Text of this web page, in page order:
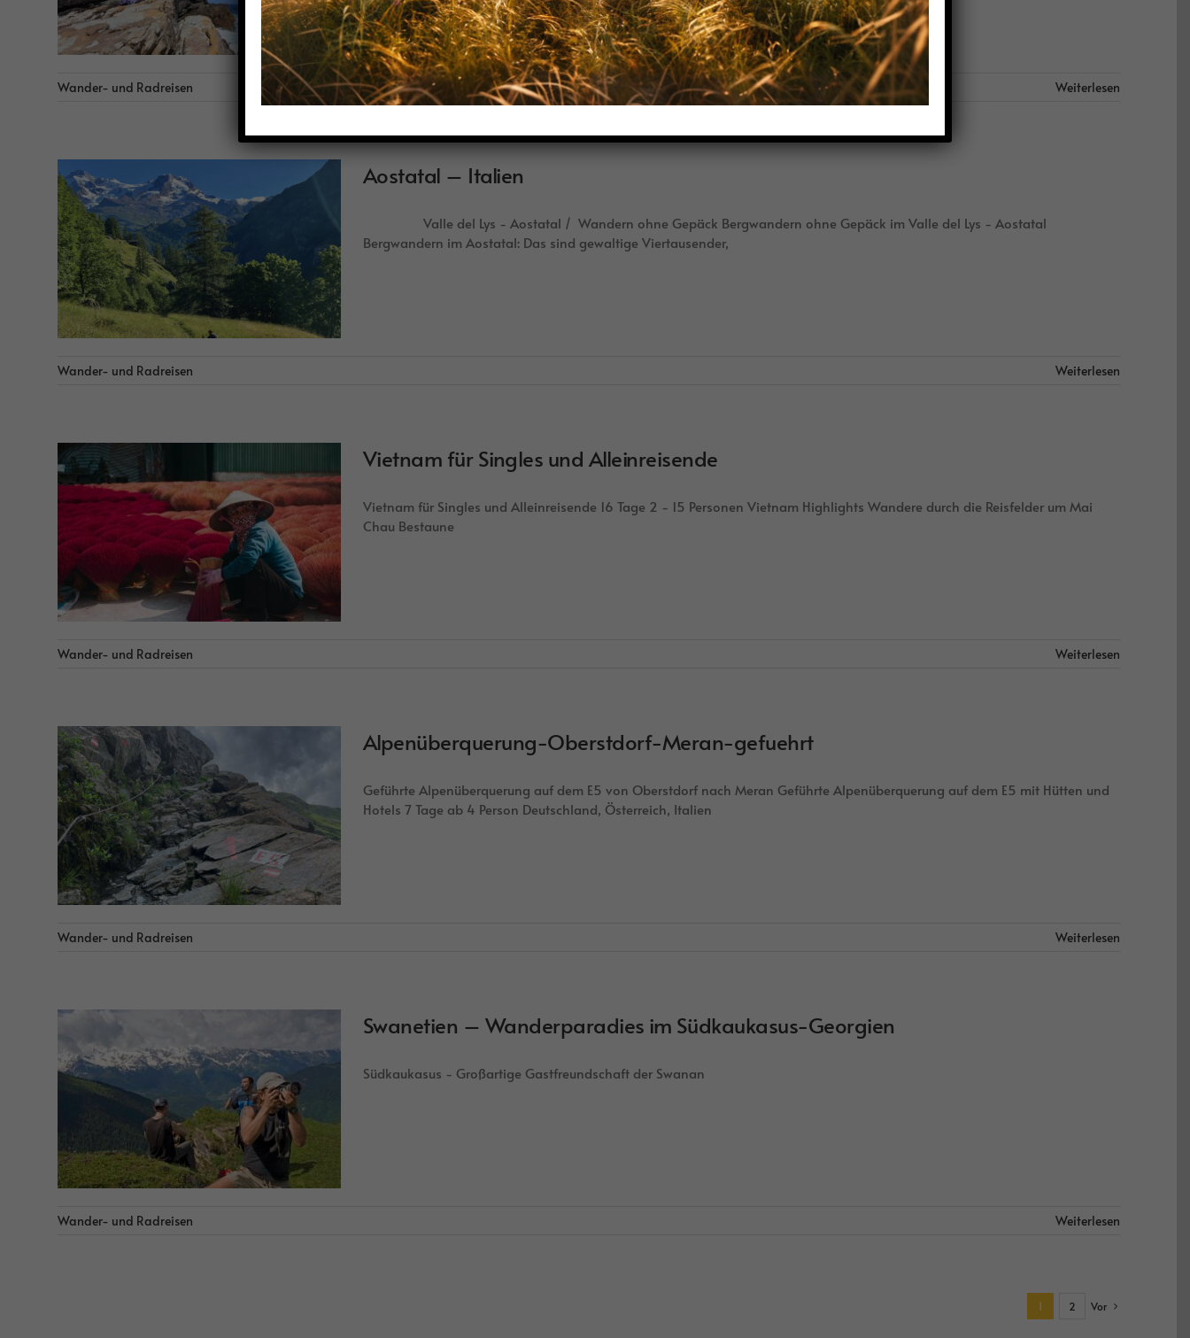
Wander- und Radreisen Weiterlesen
Aostatal – Italien
Valle del Lys - Aostatal / Wandern ohne Gepäck Bergwandern ohne Gepäck im Valle del Lys - Aostatal
Bergwandern im Aostatal: Das sind gewaltige Viertausender,
Wander- und Radreisen Weiterlesen
Vietnam für Singles und Alleinreisende
Vietnam für Singles und Alleinreisende 16 Tage 2 - 15 Personen Vietnam Highlights Wandere durch die Reisfelder um Mai
Chau Bestaune
Wander- und Radreisen Weiterlesen
Alpenüberquerung-Oberstdorf-Meran-gefuehrt
Geführte Alpenüberquerung auf dem E5 von Oberstdorf nach Meran Geführte Alpenüberquerung auf dem E5 mit Hütten und
Hotels 7 Tage ab 4 Person Deutschland, Österreich, Italien
Wander- und Radreisen Weiterlesen
Swanetien – Wanderparadies im Südkaukasus-Georgien
Südkaukasus - Großartige Gastfreundschaft der Swanan
Wander- und Radreisen Weiterlesen
1 2 Vor